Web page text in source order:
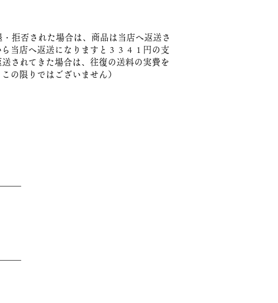
拒否された場合は、商品は当店へ返送さ
当店へ返送になりますと３３４１円の支
されてきた場合は、往復の送料の実費を
の限りではございません）